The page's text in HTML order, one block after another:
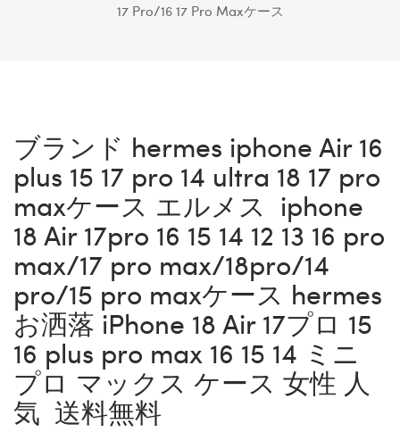
17 Pro/16 17 Pro Maxケース
ブランド hermes iphone Air 16
plus 15 17 pro 14 ultra 18 17 pro
maxケース エルメス iphone
18 Air 17pro 16 15 14 12 13 16 pro
max/17 pro max/18pro/14
pro/15 pro maxケース hermes
お洒落 iPhone 18 Air 17プロ 15
16 plus pro max 16 15 14 ミニ
プロ マックス ケース 女性 人
気 送料無料